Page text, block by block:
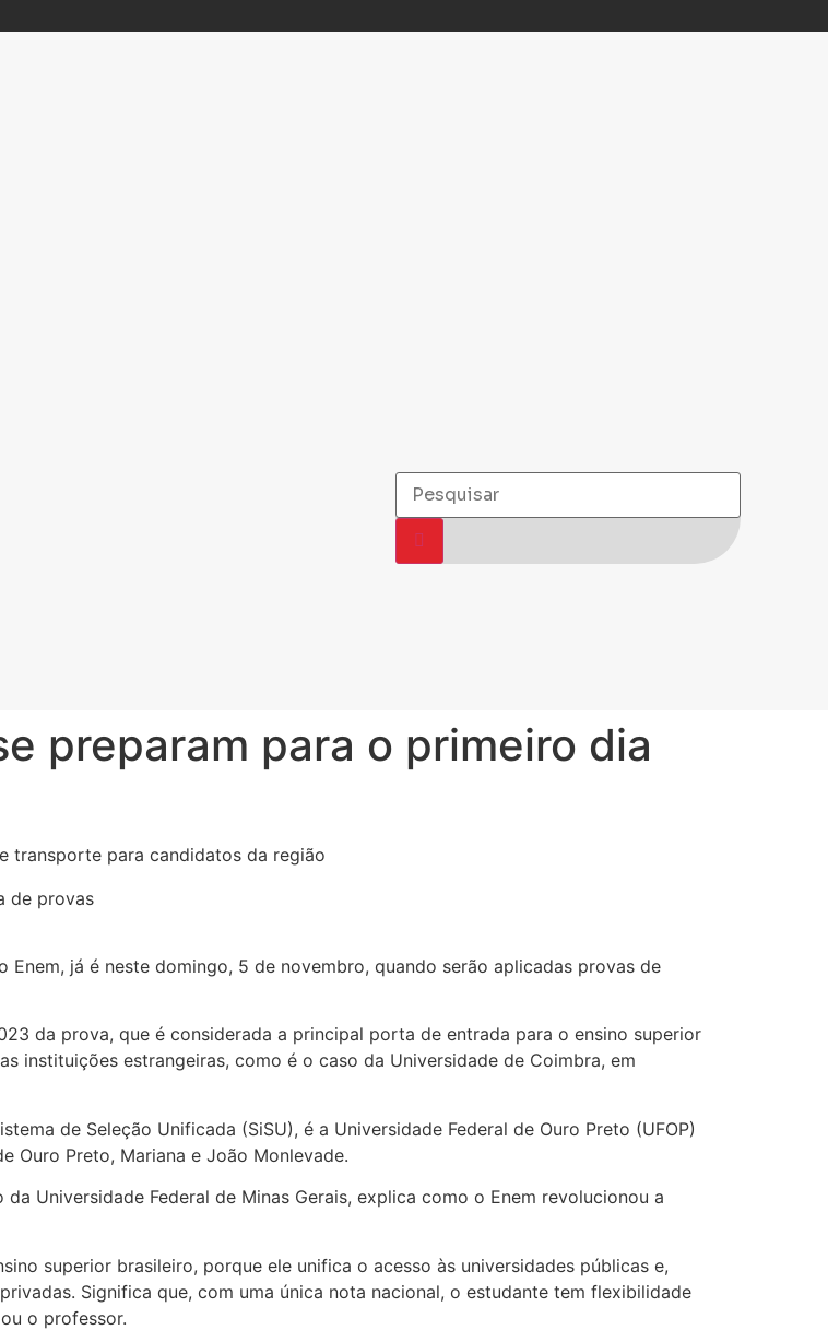
preparam para o primeiro dia
transporte para candidatos da região
já é neste domingo, 5 de novembro, quando serão aplicadas provas de
da prova, que é considerada a principal porta de entrada para o ensino superior
instituições estrangeiras, como é o caso da Universidade de Coimbra, em
de Seleção Unificada (SiSU), é a Universidade Federal de Ouro Preto (UFOP)
Ouro Preto, Mariana e João Monlevade.
Universidade Federal de Minas Gerais, explica como o Enem revolucionou a
superior brasileiro, porque ele unifica o acesso às universidades públicas e,
Significa que, com uma única nota nacional, o estudante tem flexibilidade
o professor.